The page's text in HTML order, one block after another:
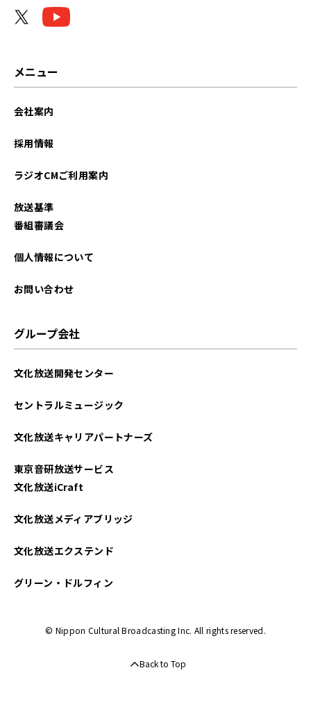
メニュー
会社案内
採用情報
ラジオCMご利用案内
放送基準
番組審議会
個人情報について
お問い合わせ
グループ会社
文化放送開発センター
セントラルミュージック
文化放送キャリアパートナーズ
東京音研放送サービス
文化放送iCraft
文化放送メディアブリッジ
文化放送エクステンド
グリーン・ドルフィン
© Nippon Cultural Broadcasting Inc. All rights reserved.
Back to Top